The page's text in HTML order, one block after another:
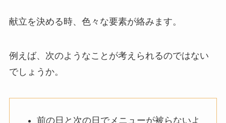
献立を決める時、色々な要素が絡みます。
例えば、次のようなことが考えられるのではない
でしょうか。
前の日と次の日でメニューが被らないよ